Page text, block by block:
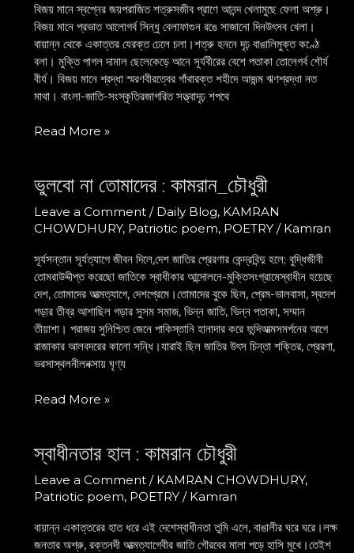
বিজয় মানে স্বপ্নের জয়পরাজিত শত্রুসজীব প্রাণে আনন্দ খেলামুছে ফেলা অশ্রু।
বিজয় মানে প্রভাত আলোগর্ব সিন্ধু বেলাফাগুন রঙে সাজানো দিনউৎসব খেলা।
বায়ান্ন থেকে একাত্তর যেরক্ত ঢেলে চলা।শত্রু হননে দৃঢ় বাঙালিমুক্ত কণ্ঠে
বলা। মুক্তি পাগল দামাল ছেলেকেড়ে আনে সূর্যবীরের বেশে পতাকা তোলেগর্ব শৌর্য
বীর্য। বিজয় মানে শ্রদ্ধা স্মরণবীরত্বের গাঁথারক্ত শহীদে আজন্ম ঋণশ্রদ্ধা নত
মাথা। বাংলা-জাতি-সংস্কৃতিরজাগরিত সত্ত্বাদৃঢ় শপথে
Read More »
ভুলবো না তোমাদের : কামরান_চৌধুরী
Leave a Comment / Daily Blog, KAMRAN
CHOWDHURY, Patriotic poem, POETRY/ Kamran
সূর্যসন্তান সূর্যত্যাগে জীবন দিলে,দেশ জাতির প্রেরণার কেন্দ্রবিন্দু হলে; বুদ্ধিজীবী
তোমরাউদ্দীপ্ত করেছো জাতিকে স্বাধীকার আন্দোলনে-মুক্তিসংগ্রামেস্বাধীন হয়েছে
দেশ, তোমাদের আত্মত্যাগে, দেশপ্রেমে।তোমাদের বুকে ছিল, প্রেম-ভালবাসা, স্বদেশ
গড়ার তীব্র আশাছিল গড়ার সুসম সমাজ, ভিন্ন জাতি, ভিন্ন পতাকা, সম্মান
তীয়াশা। পরাজয় সুনিশ্চিত জেনে পাকিস্তানি হানাদার করে ফন্দিআত্মসমর্পনের আগে
রাজাকার আলবদরের কালো সন্ধি।যারাই ছিল জাতির উৎস চিন্তা শক্তির, প্রেরণা,
ভরসাস্থলনীলনক্সায় ঘৃণ্য
ভুলবো
না
তোমাদের
:
কামরান_চৌধুরী
Read More »
স্বাধীনতার হাল : কামরান চৌধুরী
Leave a Comment / KAMRAN CHOWDHURY,
Patriotic poem, POETRY/ Kamran
বায়ান্ন একাত্তরের হাত ধরে এই দেশেস্বাধীনতা তুমি এলে, বাঙালীর ঘরে ঘরে।লক্ষ
জনতার অশ্রু, রক্তনদী আত্মত্যাগেবীর জাতি গৌরবের মালা পড়ে হাসি মুখে।তেইশ
স্বাধীনতার
হাল
:
কামরান